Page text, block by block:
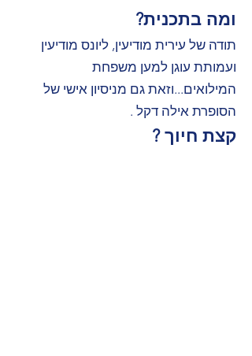
ומה בתכנית?
תודה של עירית מודיעין, ליונס מודיעין
ועמותת עוגן למען משפחת
המילואים...וזאת גם מניסיון אישי של
הסופרת אילה דקל .
קצת חיוך ?